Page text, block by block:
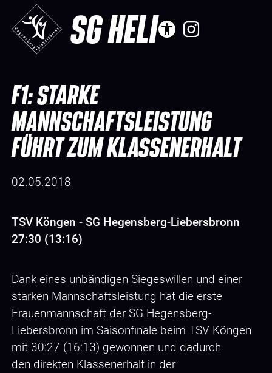
SG HELI
F1: STARKE
MANNSCHAFTSLEISTUNG
FÜHRT ZUM KLASSENERHALT
02.05.2018
TSV Köngen - SG Hegensberg-Liebersbronn
27:30 (13:16)
Dank eines unbändigen Siegeswillen und einer
starken Mannschaftsleistung hat die erste
Frauenmannschaft der SG Hegensberg-
Liebersbronn im Saisonfinale beim TSV Köngen
mit 30:27 (16:13) gewonnen und dadurch
den direkten Klassenerhalt in der